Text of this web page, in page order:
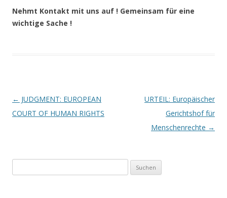
Nehmt Kontakt mit uns auf ! Gemeinsam für eine
wichtige Sache !
Beitrags-
Navigation
← JUDGMENT: EUROPEAN
COURT OF HUMAN RIGHTS
URTEIL: Europäischer
Gerichtshof für
Menschenrechte →
nach: